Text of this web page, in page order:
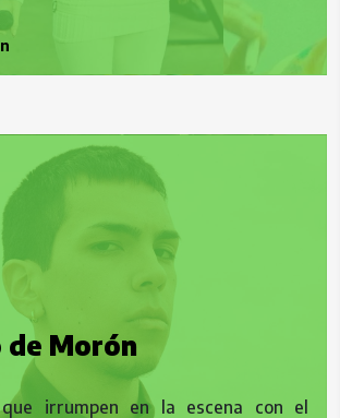
Morón
irrumpen en la escena con el